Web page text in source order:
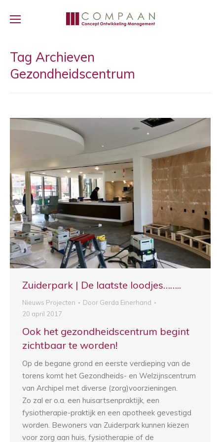
Tag Archieven
Gezondheidscentrum
Zuiderpark | De laatste loodjes……..
Nieuws Projecten Door Gerda Einerhand
20 april 2017
Ook het gezondheidscentrum begint
zichtbaar te worden!
Op de begane grond en eerste verdieping van de
torens komt het Gezondheids- en Welzijnscentrum
van Archipel met diverse (zorg)voorzieningen.
Zo zal er o.a. een huisartsenpraktijk, een
fysiotherapie-praktijk en een apotheek gevestigd
worden. Bewoners van Zuiderpark kunnen kiezen
voor zorg aan huis, fysiotherapie of de